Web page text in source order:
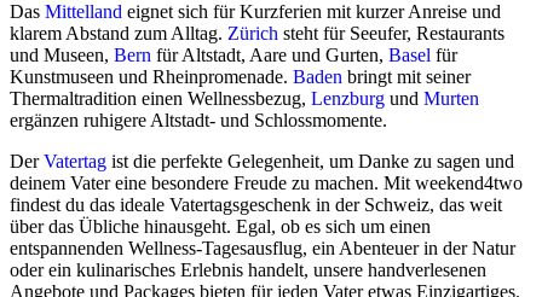
Das Mittelland eignet sich für Kurzferien mit kurzer Anreise und
klarem Abstand zum Alltag. Zürich steht für Seeufer, Restaurants
und Museen, Bern für Altstadt, Aare und Gurten, Basel für
Kunstmuseen und Rheinpromenade. Baden bringt mit seiner
Thermaltradition einen Wellnessbezug, Lenzburg und Murten
ergänzen ruhigere Altstadt- und Schlossmomente.
DerVatertag ist die perfekte Gelegenheit, um Danke zu sagen und
deinem Vater eine besondere Freude zu machen. Mit weekend4two
findest du das ideale Vatertagsgeschenk in der Schweiz, das weit
über das Übliche hinausgeht. Egal, ob es sich um einen
entspannenden Wellness-Tagesausflug, ein Abenteuer in der Natur
oder ein kulinarisches Erlebnis handelt, unsere handverlesenen
Angebote und Packages bieten für jeden Vater etwas Einzigartiges.